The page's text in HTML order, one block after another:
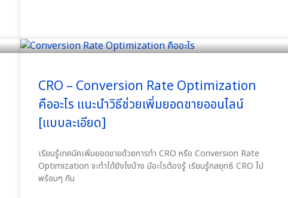
CRO – Conversion Rate Optimization
คืออะไร แนะนำวิธีช่วยเพิ่มยอดขายออนไลน์
[แบบละเอียด]
เรียนรู้เทคนิคเพิ่มยอดขายด้วยการทำ CRO หรือ Conversion Rate
Optimization จะทำได้ยังไงบ้าง มีอะไรต้องรู้ เรียนรู้กลยุทธ์ CRO ไป
พร้อมๆ กัน